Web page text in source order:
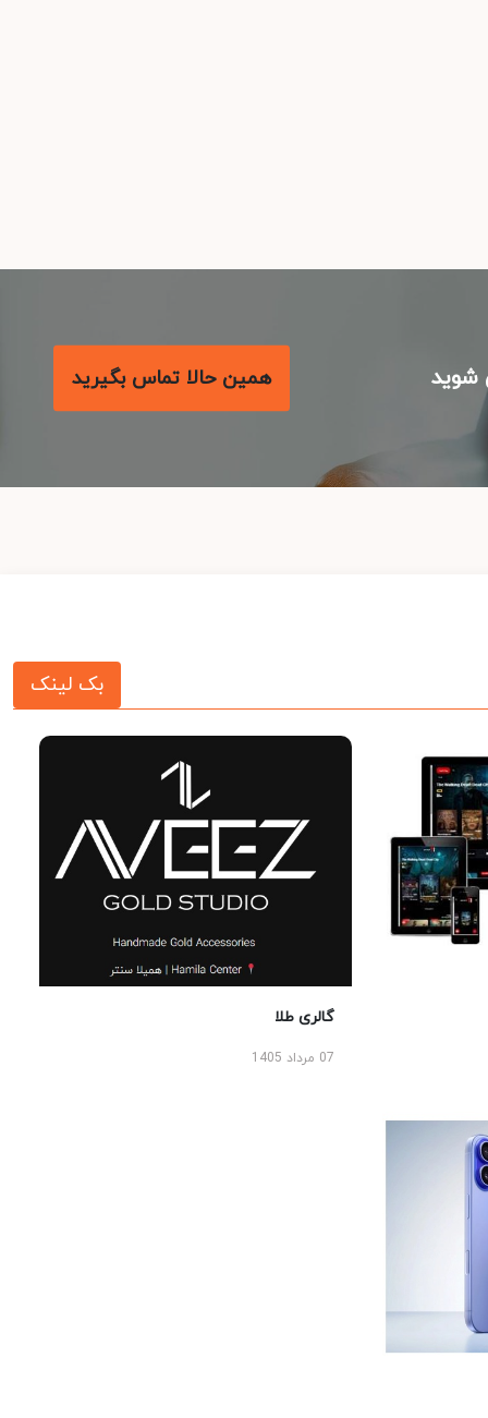
همین حالا تماس بگیرید
بک لینک
گالری طلا
07 مرداد 1405